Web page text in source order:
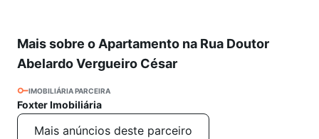
Mais sobre o Apartamento na Rua Doutor
Abelardo Vergueiro César
IMOBILIÁRIA PARCEIRA
Foxter Imobiliária
Mais anúncios deste parceiro